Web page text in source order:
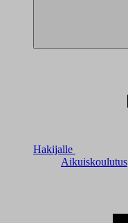
Hakijalle
Aikuiskoulutus